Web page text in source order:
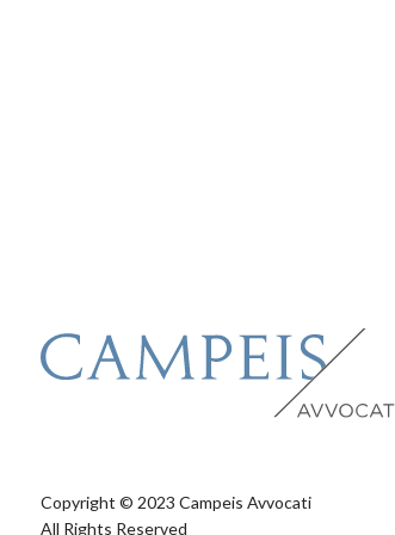
Copyright © 2023 Campeis Avvocati
All Rights Reserved